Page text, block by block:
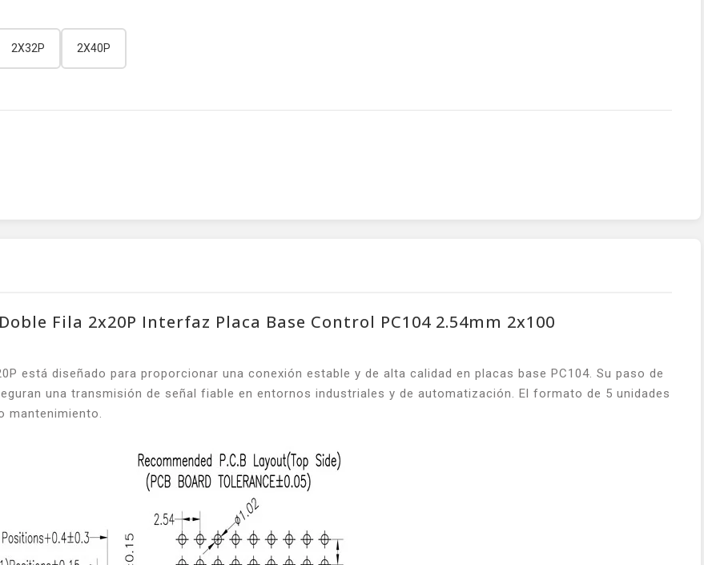
2X32P 2X40P
Fila 2x20P Interfaz Placa Base Control PC104 2.54mm 2x100
está diseñado para proporcionar una conexión estable y de alta calidad en placas base PC104. Su paso de
una transmisión de señal fiable en entornos industriales y de automatización. El formato de 5 unidades
mantenimiento.